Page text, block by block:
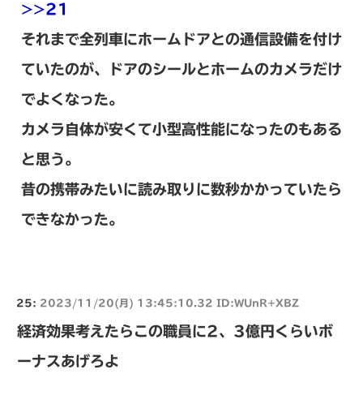
>>21
それまで全列車にホームドアとの通信設備を付け
ていたのが、ドアのシールとホームのカメラだけ
でよくなった。
カメラ自体が安くて小型高性能になったのもある
と思う。
昔の携帯みたいに読み取りに数秒かかっていたら
できなかった。
25: 2023/11/20(月) 13:45:10.32 ID:WUnR+XBZ
経済効果考えたらこの職員に2、3億円くらいボ
ーナスあげろよ